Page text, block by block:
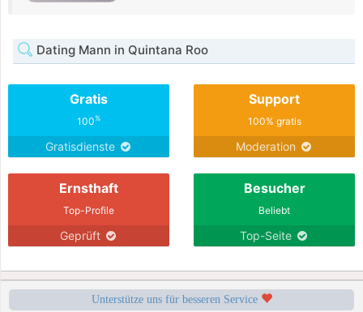
Dating Mann in Quintana Roo
Gratis
100%
Gratisdienste
Support
100% gratis
Moderation
Ernsthaft
Top-Profile
Geprüft
Besucher
Beliebt
Top-Seite
Unterstütze uns für besseren Service